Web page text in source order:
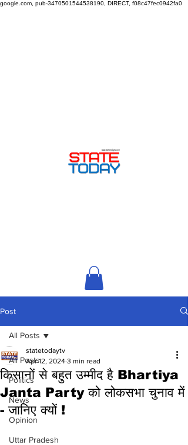
google.com, pub-3470501544538190, DIRECT, f08c47fec0942fa0
Post
All Posts
Politics
News
Opinion
Uttar Pradesh
All Posts
किसानों से बहुत उम्मीद है Bhartiya
Janta Party को लोकसभा चुनाव में
- जानिए क्यों !
statetodaytv
Apr 12, 2024 3 min read